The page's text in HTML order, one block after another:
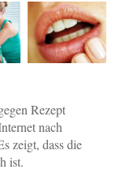
Rezept
nach
zeigt, dass die
ist.